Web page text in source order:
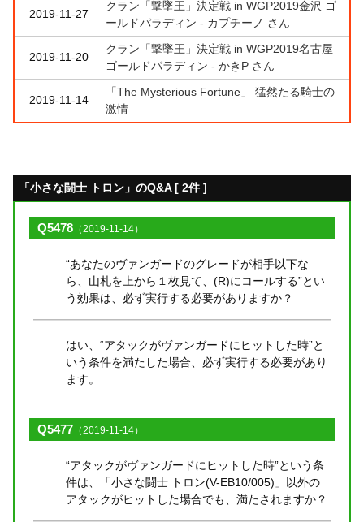
2019-11-27
クラン「撃墜王」決定戦 in WGP2019金沢 ゴ
ールドパラディン - カプチーノ さん
2019-11-20
クラン「撃墜王」決定戦 in WGP2019名古屋
ゴールドパラディン - かきP さん
2019-11-14
「The Mysterious Fortune」 猛然たる騎士の
激情
「小さな闘士 トロン」のQ&A [ 2件 ]
Q5478 （2019-11-14）
“あなたのヴァンガードのグレードが相手以下な
ら、山札を上から１枚見て、(R)にコールする”とい
う効果は、必ず実行する必要がありますか？
はい、“アタックがヴァンガードにヒットした時”と
いう条件を満たした場合、必ず実行する必要があり
ます。
Q5477 （2019-11-14）
“アタックがヴァンガードにヒットした時”という条
件は、「小さな闘士 トロン(V-EB10/005)」以外の
アタックがヒットした場合でも、満たされますか？